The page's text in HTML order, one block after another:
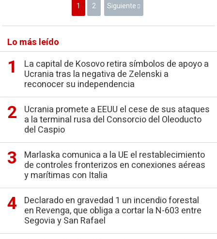
1 2 Siguiente
Lo más leído
La capital de Kosovo retira símbolos de apoyo a
Ucrania tras la negativa de Zelenski a
reconocer su independencia
Ucrania promete a EEUU el cese de sus ataques
a la terminal rusa del Consorcio del Oleoducto
del Caspio
Marlaska comunica a la UE el restablecimiento
de controles fronterizos en conexiones aéreas
y marítimas con Italia
Declarado en gravedad 1 un incendio forestal
en Revenga, que obliga a cortar la N-603 entre
Segovia y San Rafael